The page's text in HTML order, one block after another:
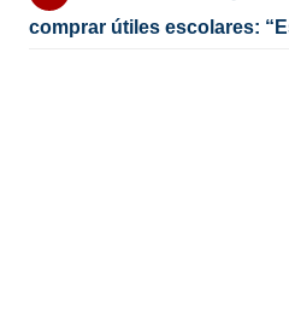
comprar útiles escolares: